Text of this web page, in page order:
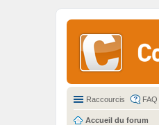
Raccourcis FAQ
Accueil du forum